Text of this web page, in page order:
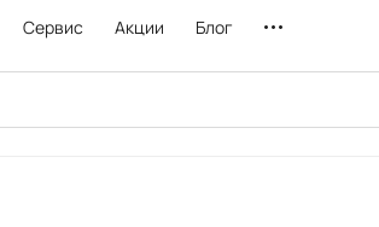
Сервис Акции Блог